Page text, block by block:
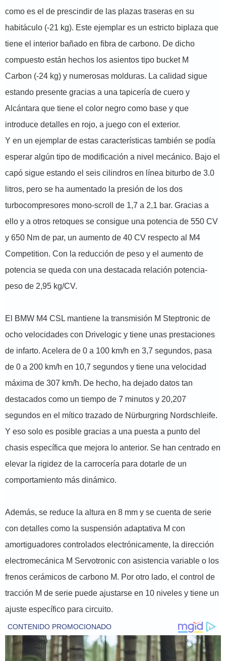
como es el de prescindir de las plazas traseras en su
habitáculo (-21 kg). Este ejemplar es un estricto biplaza que
tiene el interior bañado en fibra de carbono. De dicho
compuesto están hechos los asientos tipo bucket M
Carbon (-24 kg) y numerosas molduras. La calidad sigue
estando presente gracias a una tapicería de cuero y
Alcántara que tiene el color negro como base y que
introduce detalles en rojo, a juego con el exterior.
Y en un ejemplar de estas características también se podía
esperar algún tipo de modificación a nivel mecánico. Bajo el
capó sigue estando el seis cilindros en línea biturbo de 3.0
litros, pero se ha aumentado la presión de los dos
turbocompresores mono-scroll de 1,7 a 2,1 bar. Gracias a
ello y a otros retoques se consigue una potencia de 550 CV
y 650 Nm de par, un aumento de 40 CV respecto al M4
Competition. Con la reducción de peso y el aumento de
potencia se queda con una destacada relación potencia-
peso de 2,95 kg/CV.
El BMW M4 CSL mantiene la transmisión M Steptronic de
ocho velocidades con Drivelogic y tiene unas prestaciones
de infarto. Acelera de 0 a 100 km/h en 3,7 segundos, pasa
de 0 a 200 km/h en 10,7 segundos y tiene una velocidad
máxima de 307 km/h. De hecho, ha dejado datos tan
destacados como un tiempo de 7 minutos y 20,207
segundos en el mítico trazado de Nürburgring Nordschleife.
Y eso solo es posible gracias a una puesta a punto del
chasis específica que mejora lo anterior. Se han centrado en
elevar la rigidez de la carrocería para dotarle de un
comportamiento más dinámico.
Además, se reduce la altura en 8 mm y se cuenta de serie
con detalles como la suspensión adaptativa M con
amortiguadores controlados electrónicamente, la dirección
electromecánica M Servotronic con asistencia variable o los
frenos cerámicos de carbono M. Por otro lado, el control de
tracción M de serie puede ajustarse en 10 niveles y tiene un
ajuste específico para circuito.